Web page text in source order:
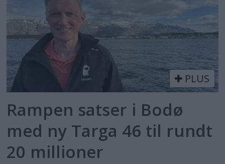
PLUS
Rampen satser i Bodø
med ny Targa 46 til rundt
20 millioner